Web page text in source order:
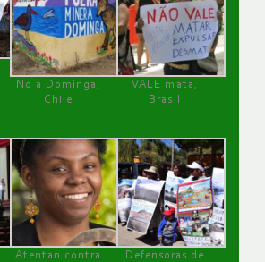
No a Dominga,
Chile
VALE mata,
Brasil
Atentan contra
Defensoras de